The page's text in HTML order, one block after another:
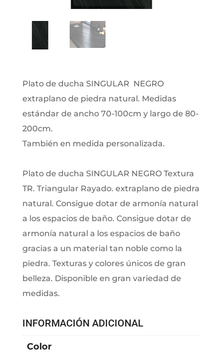
Plato de ducha SINGULAR NEGRO
extraplano de piedra natural. Medidas
estándar de ancho 70-100cm y largo de 80-
200cm.
También en medida personalizada.
Plato de ducha SINGULAR NEGRO Textura
TR. Triangular Rayado. extraplano de piedra
natural. Consigue dotar de armonía natural
a los espacios de baño. Consigue dotar de
armonía natural a los espacios de baño
gracias a un material tan noble como la
piedra. Texturas y colores únicos de gran
belleza. Disponible en gran variedad de
medidas.
INFORMACIÓN ADICIONAL
Color